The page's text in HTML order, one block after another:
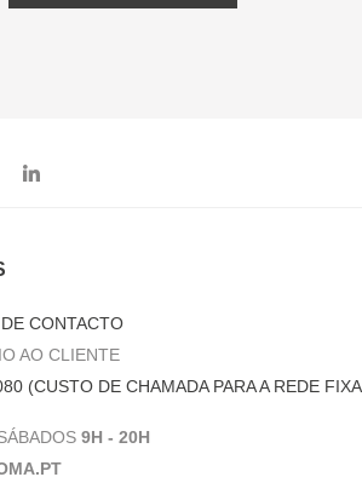
CONTACTO
AO CLIENTE
(CUSTO DE CHAMADA PARA A REDE FIXA
9H - 20H